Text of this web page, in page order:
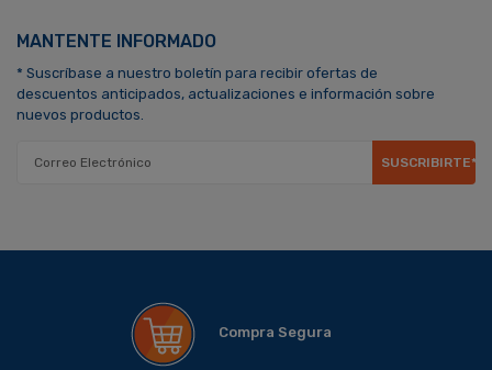
MANTENTE INFORMADO
* Suscríbase a nuestro boletín para recibir ofertas de
descuentos anticipados, actualizaciones e información sobre
nuevos productos.
SUSCRIBIRTE*
Compra Segura